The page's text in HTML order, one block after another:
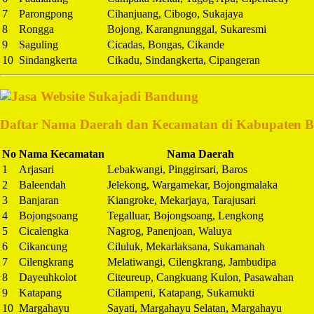
7
Parongpong
Cihanjuang, Cibogo, Sukajaya
8
Rongga
Bojong, Karangnunggal, Sukaresmi
9
Saguling
Cicadas, Bongas, Cikande
10 Sindangkerta Cikadu, Sindangkerta, Cipangeran
Daftar Nama Daerah dan Kecamatan di Kabupaten
No Nama Kecamatan
Nama Daerah
1
Arjasari
Lebakwangi, Pinggirsari, Baros
2
Baleendah
Jelekong, Wargamekar, Bojongmalaka
3
Banjaran
Kiangroke, Mekarjaya, Tarajusari
4
Bojongsoang
Tegalluar, Bojongsoang, Lengkong
5
Cicalengka
Nagrog, Panenjoan, Waluya
6
Cikancung
Ciluluk, Mekarlaksana, Sukamanah
7
Cilengkrang
Melatiwangi, Cilengkrang, Jambudipa
8
Dayeuhkolot
Citeureup, Cangkuang Kulon, Pasawahan
9
Katapang
Cilampeni, Katapang, Sukamukti
10 Margahayu Sayati, Margahayu Selatan, Margahayu